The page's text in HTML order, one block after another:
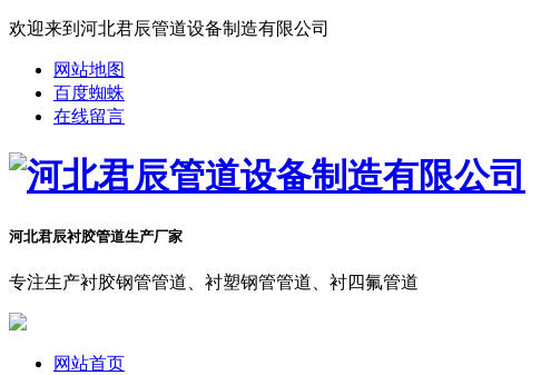
欢迎来到河北君辰管道设备制造有限公司
网站地图
百度蜘蛛
在线留言
河北君辰衬胶管道生产厂家
专注生产衬胶钢管管道、衬塑钢管管道、衬四氟管道
网站首页